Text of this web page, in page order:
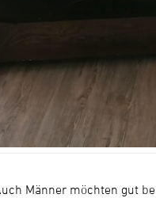
Männer möchten gut